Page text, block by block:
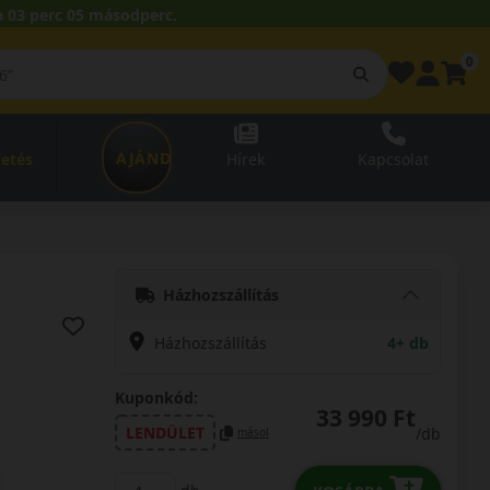
03 perc 04 másodperc.
AJÁNDÉKUTALVÁNY
Házhozszállítás
Házhozszállítás 4+ db
Kuponkód:
LENDÜLET
másol 33 990 Ft
/db